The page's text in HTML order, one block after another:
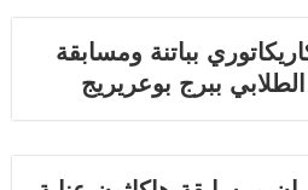
بباتنة ومسابقة
الطلابي ببرج بوعريريج